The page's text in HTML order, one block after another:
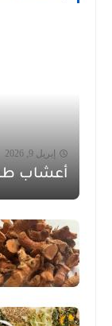
إبريل 9, 2026
أعشاب